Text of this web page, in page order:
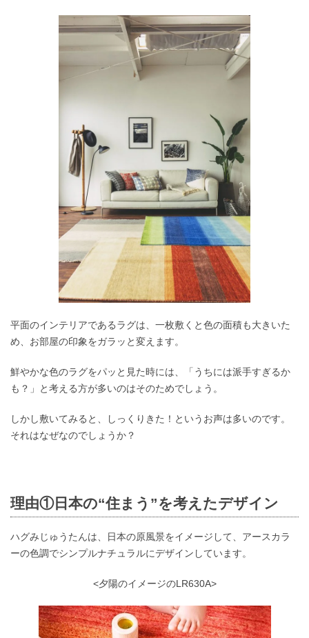
平面のインテリアであるラグは、一枚敷くと色の面積も大きいた
め、お部屋の印象をガラッと変えます。
鮮やかな色のラグをパッと見た時には、「うちには派手すぎるか
も？」と考える方が多いのはそのためでしょう。
しかし敷いてみると、しっくりきた！というお声は多いのです。
それはなぜなのでしょうか？
理由①日本の“住まう”を考えたデザイン
ハグみじゅうたんは、日本の原風景をイメージして、アースカラ
ーの色調でシンプルナチュラルにデザインしています。
<夕陽のイメージのLR630A>